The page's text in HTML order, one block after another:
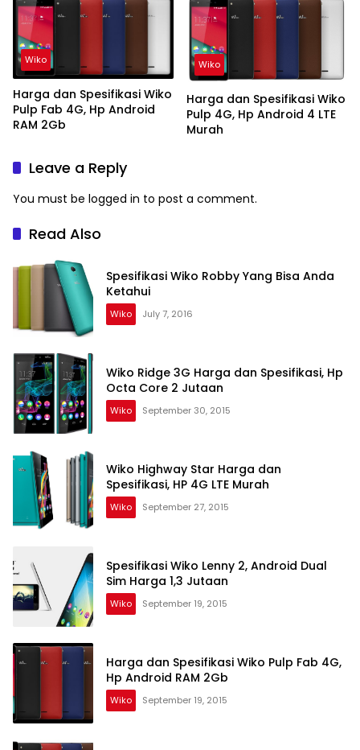
Wiko
Harga dan Spesifikasi Wiko
Pulp Fab 4G, Hp Android
RAM 2Gb
Wiko
Harga dan Spesifikasi Wiko
Pulp 4G, Hp Android 4 LTE
Murah
Leave a Reply
You must be logged in to post a comment.
Read Also
Spesifikasi Wiko Robby Yang Bisa Anda
Ketahui
Wiko July 7, 2016
Wiko Ridge 3G Harga dan Spesifikasi, Hp
Octa Core 2 Jutaan
Wiko September 30, 2015
Wiko Highway Star Harga dan
Spesifikasi, HP 4G LTE Murah
Wiko September 27, 2015
Spesifikasi Wiko Lenny 2, Android Dual
Sim Harga 1,3 Jutaan
Wiko September 19, 2015
Harga dan Spesifikasi Wiko Pulp Fab 4G,
Hp Android RAM 2Gb
Wiko September 19, 2015